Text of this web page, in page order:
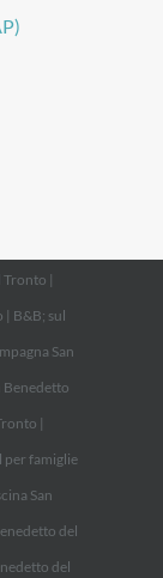
Tronto |
| B&B; sul
San
Benedetto
|
per famiglie
San
del
del